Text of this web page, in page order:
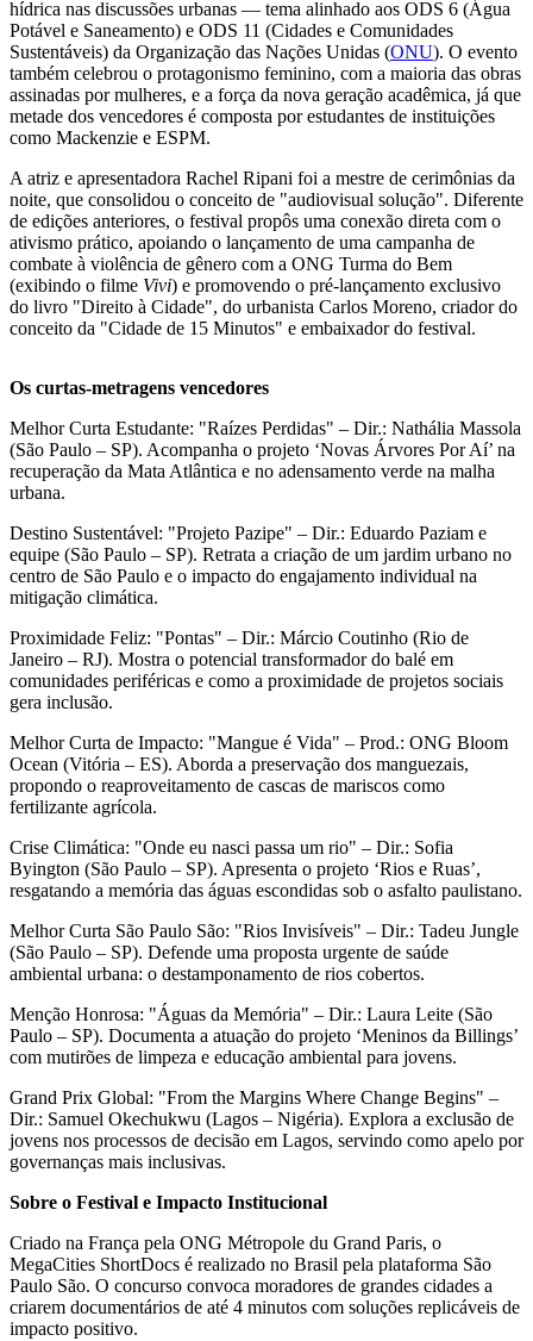
hídrica nas discussões urbanas — tema alinhado aos ODS 6 (Água
Potável e Saneamento) e ODS 11 (Cidades e Comunidades
Sustentáveis) da Organização das Nações Unidas (ONU). O evento
também celebrou o protagonismo feminino, com a maioria das obras
assinadas por mulheres, e a força da nova geração acadêmica, já que
metade dos vencedores é composta por estudantes de instituições
como Mackenzie e ESPM.
A atriz e apresentadora Rachel Ripani foi a mestre de cerimônias da
noite, que consolidou o conceito de "audiovisual solução". Diferente
de edições anteriores, o festival propôs uma conexão direta com o
ativismo prático, apoiando o lançamento de uma campanha de
combate à violência de gênero com a ONG Turma do Bem
(exibindo o filme Vivi) e promovendo o pré-lançamento exclusivo
do livro "Direito à Cidade", do urbanista Carlos Moreno, criador do
conceito da "Cidade de 15 Minutos" e embaixador do festival.
Os curtas-metragens vencedores
Melhor Curta Estudante: "Raízes Perdidas" – Dir.: Nathália Massola
(São Paulo – SP). Acompanha o projeto ‘Novas Árvores Por Aí’ na
recuperação da Mata Atlântica e no adensamento verde na malha
urbana.
Destino Sustentável: "Projeto Pazipe" – Dir.: Eduardo Paziam e
equipe (São Paulo – SP). Retrata a criação de um jardim urbano no
centro de São Paulo e o impacto do engajamento individual na
mitigação climática.
Proximidade Feliz: "Pontas" – Dir.: Márcio Coutinho (Rio de
Janeiro – RJ). Mostra o potencial transformador do balé em
comunidades periféricas e como a proximidade de projetos sociais
gera inclusão.
Melhor Curta de Impacto: "Mangue é Vida" – Prod.: ONG Bloom
Ocean (Vitória – ES). Aborda a preservação dos manguezais,
propondo o reaproveitamento de cascas de mariscos como
fertilizante agrícola.
Crise Climática: "Onde eu nasci passa um rio" – Dir.: Sofia
Byington (São Paulo – SP). Apresenta o projeto ‘Rios e Ruas’,
resgatando a memória das águas escondidas sob o asfalto paulistano.
Melhor Curta São Paulo São: "Rios Invisíveis" – Dir.: Tadeu Jungle
(São Paulo – SP). Defende uma proposta urgente de saúde
ambiental urbana: o destamponamento de rios cobertos.
Menção Honrosa: "Águas da Memória" – Dir.: Laura Leite (São
Paulo – SP). Documenta a atuação do projeto ‘Meninos da Billings’
com mutirões de limpeza e educação ambiental para jovens.
Grand Prix Global: "From the Margins Where Change Begins" –
Dir.: Samuel Okechukwu (Lagos – Nigéria). Explora a exclusão de
jovens nos processos de decisão em Lagos, servindo como apelo por
governanças mais inclusivas.
Sobre o Festival e Impacto Institucional
Criado na França pela ONG Métropole du Grand Paris, o
MegaCities ShortDocs é realizado no Brasil pela plataforma São
Paulo São. O concurso convoca moradores de grandes cidades a
criarem documentários de até 4 minutos com soluções replicáveis de
impacto positivo.